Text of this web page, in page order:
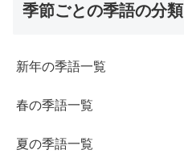
季節ごとの季語の分類
新年の季語一覧
春の季語一覧
夏の季語一覧